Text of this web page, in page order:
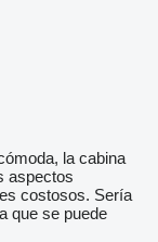
la cabina
aspectos
costosos. Sería
que se puede